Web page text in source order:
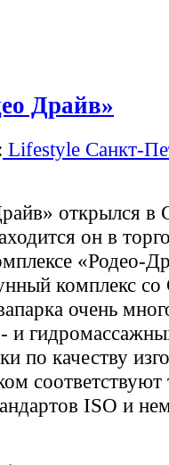
Драйв»
Lifestyle Санкт-
открылся в
он в
«Родео-
комплекс
очень
и
по качеству
ISO и